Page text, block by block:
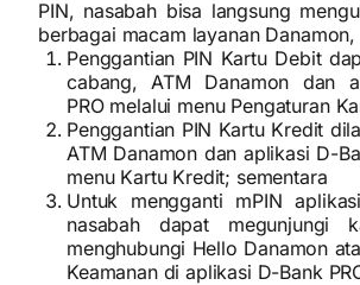
PIN, nasabah bisa langsung
berbagai macam layanan
Penggantian PIN Kartu Debit
cabang, ATM Danamon dan
PRO melalui menu Pengaturan
Penggantian PIN Kartu Kredit
ATM Danamon dan aplikasi D-
menu Kartu Kredit; sementara
Untuk mengganti mPIN
nasabah dapat megunjungi
menghubungi Hello Danamon
Keamanan di aplikasi D-Bank